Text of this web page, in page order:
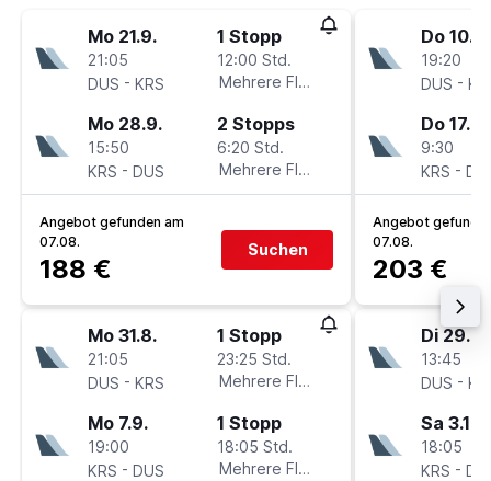
Mo 21.9.
21:05
DUS - KRS
1 Stopp
12:00 Std.
Mehrere Fluglinien
Mo 28.9.
15:50
KRS - DUS
2 Stopps
6:20 Std.
Mehrere Fluglinien
Angebot gefunden am
07.08.
188 €
Suchen
Mo 31.8.
21:05
DUS - KRS
1 Stopp
23:25 Std.
Mehrere Fluglinien
Mo 7.9.
19:00
KRS - DUS
1 Stopp
18:05 Std.
Mehrere Fluglinien
Do 10.9.
19:20
DUS -
Do 17.9.
9:30
KRS -
Angebot
07.08.
203 €
Di 29.9.
13:45
DUS -
Sa 3.10.
18:05
KRS -